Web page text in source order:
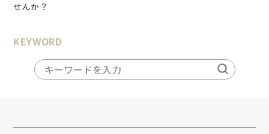
せんか？
KEYWORD